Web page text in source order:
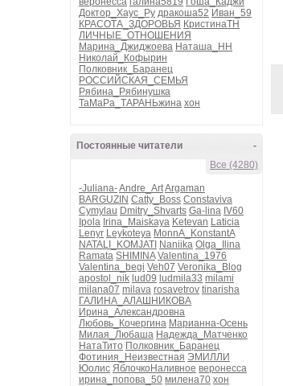
Доктор_Хаус_Ру дракоша52 Иван_59
КРАСОТА_ЗДОРОВЬЯ КристинаТН
ЛИЧНЫЕ_ОТНОШЕНИЯ
Марина_Джиджоева Наташа_НН
Николай_Кофырин
Полковник_Баранец
РОССИЙСКАЯ_СЕМЬЯ
Рябина_Рябинушка
ТаМаРа_ТАРАНЬжина хон
-
Постоянные читатели
Все (4280)
-Juliana-Andre_ArtArgaman
BARGUZIN Catty_Boss Constaviva
Cymylau Dmitry_Shvarts Ga-lina IV60
Ipola Irina_Maiskaya Ketevan Laticia
Lenyr Leykoteya MonnA_KonstantA
NATALI_KOMJATI Naniika Olga_Ilina
Ramata SHIMINA Valentina_1976
Valentina_begi Veh07 Veronika_Blog
apostol_nik lud09 ludmila33 milami
milana07 milava rosavetrov tinarisha
ГАЛИНА_АЛАШНИКОВА
Ирина_Александровна
Любовь_Кочергина Марианна-Осень
Милая_Любаша Надежда_Матченко
НатаТито Полковник_Баранец
Фотиния_Неизвестная ЭМИЛЛИ
Юолис ЯблочкоНаливное веронесса
ирина_попова_50 милена70 хон